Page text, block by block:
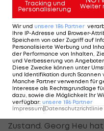
überhaupt nicht
verdient aufgestiegen
Bundesliga weiter.
LAOLA1:2006/07
der Bundesliga
du schon einmal warst?
Berger:Die
Ich bin momentan
Zustand. Georg Heu
Tracking und
Personalisierung
Weiter
Wir und unsere 186 Partner
Ihre IP-Adresse und Browser-
Speichern von oder Zugriff auf
Personalisierte Werbung und
der Performance von Inhalten,
und Verbesserung von
Diese Zwecke können unter
und Identifikation durch Scannen
Manche Partner verwenden für
Interesse als Rechtsgrundlage
dazu, sowie die Möglichkeit Ihr
verfügbar: unsere 186 Partner
Impressum|Datenschutzrichtlinie